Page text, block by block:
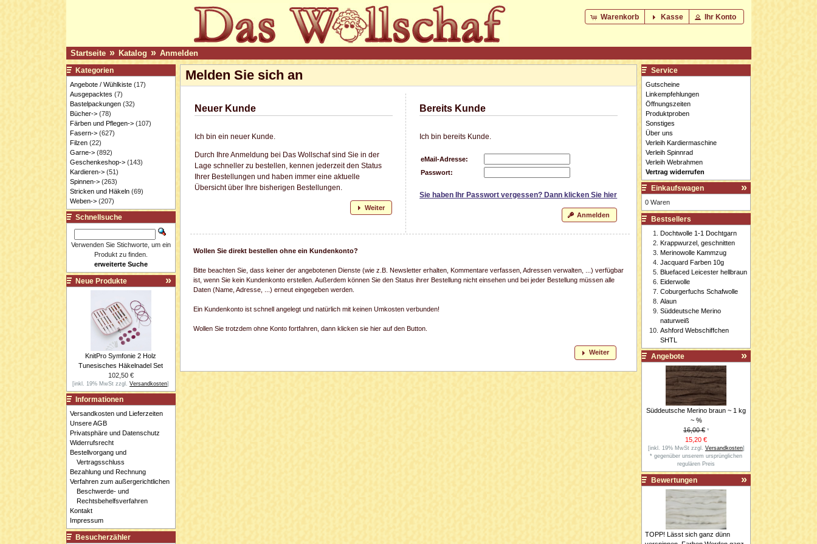
Warenkorb Kasse Ihr Konto
Startseite » Katalog » Anmelden
Melden Sie sich an
Neuer Kunde
Ich bin ein neuer Kunde.
Durch Ihre Anmeldung bei Das Wollschaf sind Sie in der
Lage schneller zu bestellen, kennen jederzeit den Status
Ihrer Bestellungen und haben immer eine aktuelle
Übersicht über Ihre bisherigen Bestellungen.
Weiter
Bereits Kunde
Ich bin bereits Kunde.
eMail-Adresse:
Passwort:
Sie haben Ihr Passwort vergessen? Dann klicken Sie hier
Anmelden
Wollen Sie direkt bestellen ohne ein Kundenkonto?
Bitte beachten Sie, dass keiner der angebotenen Dienste (wie z.B. Newsletter erhalten, Kommentare verfassen, Adressen verwalten, ...) verfügbar
ist, wenn Sie kein Kundenkonto erstellen. Außerdem können Sie den Status ihrer Bestellung nicht einsehen und bei jeder Bestellung müssen alle
Daten (Name, Adresse, ...) erneut eingegeben werden.
Ein Kundenkonto ist schnell angelegt und natürlich mit keinen Umkosten verbunden!
Wollen Sie trotzdem ohne Konto fortfahren, dann klicken sie hier auf den Button.
Weiter
Kategorien
Angebote / Wühlkiste(17)
Ausgepacktes (7)
Bastelpackungen(32)
Bücher->(78)
Färben und Pflegen->(107)
Fasern->(627)
Filzen(22)
Garne->(892)
Geschenkeshop->(143)
Kardieren->(51)
Spinnen->(263)
Stricken und Häkeln(69)
Weben->(207)
Schnellsuche
Verwenden Sie Stichworte, um ein
Produkt zu finden.
erweiterte Suche
Neue Produkte
KnitPro Symfonie 2 Holz
Tunesisches Häkelnadel Set
102,50 €
[inkl. 19% MwSt zzgl.Versandkosten]
Informationen
Versandkosten und Lieferzeiten
Unsere AGB
Privatsphäre und Datenschutz
Widerrufsrecht
Bestellvorgang und
Vertragsschluss
Bezahlung und Rechnung
Verfahren zum außergerichtlichen
Beschwerde- und
Rechtsbehelfsverfahren
Kontakt
Impressum
Besucherzähler
Service
Gutscheine
Linkempfehlungen
Öffnungszeiten
Produktproben
Sonstiges
Über uns
Verleih Kardiermaschine
Verleih Spinnrad
Verleih Webrahmen
Vertrag widerrufen
Einkaufswagen
0 Waren
Bestsellers
Dochtwolle 1-1 Dochtgarn
Krappwurzel, geschnitten
Merinowolle Kammzug
Jacquard Farben 10g
Bluefaced Leicester hellbraun
Eiderwolle
Coburgerfuchs Schafwolle
Alaun
Süddeutsche Merino
naturweiß
Ashford Webschiffchen
SHTL
Angebote
Süddeutsche Merino braun ~ 1 kg
~ %
16,00 €*
15,20 €
[inkl. 19% MwSt zzgl. Versandkosten]
* gegenüber unserem ursprünglichen
regulären Preis
Bewertungen
TOPP! Lässt sich ganz dünn